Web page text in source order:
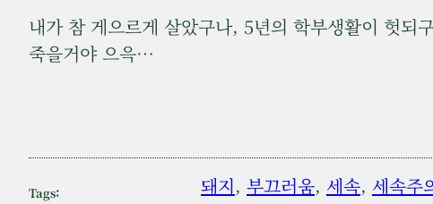
내가 참 게으르게 살았구나, 5년의 학부생활이 헛되
죽을거야 으윽…
Tags: 돼지, 부끄러움, 세속, 세속주